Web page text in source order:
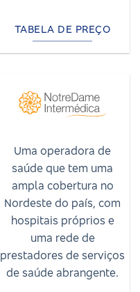
TABELA DE PREÇO
Uma operadora de
saúde que tem uma
ampla cobertura no
Nordeste do país, com
hospitais próprios e
uma rede de
prestadores de serviços
de saúde abrangente.